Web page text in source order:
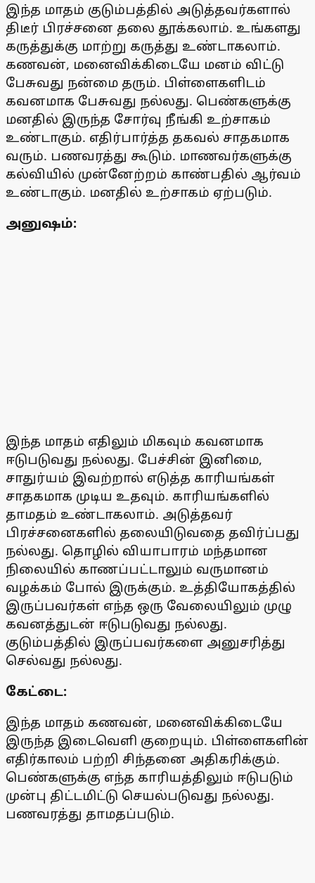
இந்த மாதம் குடும்பத்தில் அடுத்தவர்களால்
திடீர் பிரச்சனை தலை தூக்கலாம். உங்களது
கருத்துக்கு மாற்று கருத்து உண்டாகலாம்.
கணவன், மனைவிக்கிடையே மனம் விட்டு
பேசுவது நன்மை தரும். பிள்ளைகளிடம்
கவனமாக பேசுவது நல்லது. பெண்களுக்கு
மனதில் இருந்த சோர்வு நீங்கி உற்சாகம்
உண்டாகும். எதிர்பார்த்த தகவல் சாதகமாக
வரும். பணவரத்து கூடும். மாணவர்களுக்கு
கல்வியில் முன்னேற்றம் காண்பதில் ஆர்வம்
உண்டாகும். மனதில் உற்சாகம் ஏற்படும்.
அனுஷம்:
இந்த மாதம் எதிலும் மிகவும் கவனமாக
ஈடுபடுவது நல்லது. பேச்சின் இனிமை,
சாதுர்யம் இவற்றால் எடுத்த காரியங்கள்
சாதகமாக முடிய உதவும். காரியங்களில்
தாமதம் உண்டாகலாம். அடுத்தவர்
பிரச்சனைகளில் தலையிடுவதை தவிர்ப்பது
நல்லது. தொழில் வியாபாரம் மந்தமான
நிலையில் காணப்பட்டாலும் வருமானம்
வழக்கம் போல் இருக்கும். உத்தியோகத்தில்
இருப்பவர்கள் எந்த ஒரு வேலையிலும் முழு
கவனத்துடன் ஈடுபடுவது நல்லது.
குடும்பத்தில் இருப்பவர்களை அனுசரித்து
செல்வது நல்லது.
கேட்டை:
இந்த மாதம் கணவன், மனைவிக்கிடையே
இருந்த இடைவெளி குறையும். பிள்ளைகளின்
எதிர்காலம் பற்றி சிந்தனை அதிகரிக்கும்.
பெண்களுக்கு எந்த காரியத்திலும் ஈடுபடும்
முன்பு திட்டமிட்டு செயல்படுவது நல்லது.
பணவரத்து தாமதப்படும்.